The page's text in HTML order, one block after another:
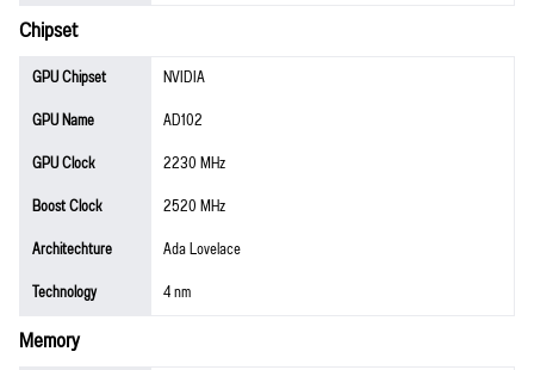
Chipset
GPU Chipset
NVIDIA
GPU Name
AD102
GPU Clock
2230 MHz
Boost Clock
2520 MHz
Architechture
Ada Lovelace
Technology
4 nm
Memory